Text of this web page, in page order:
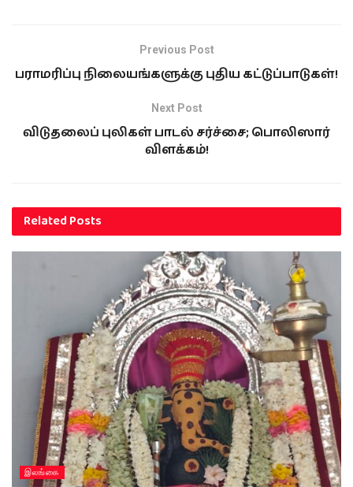
Previous Post
பராமரிப்பு நிலையங்களுக்கு புதிய கட்டுப்பாடுகள்!
Next Post
விடுதலைப் புலிகள் பாடல் சர்ச்சை; பொலிஸார்
விளக்கம்!
RelatedPosts
இலங்கை